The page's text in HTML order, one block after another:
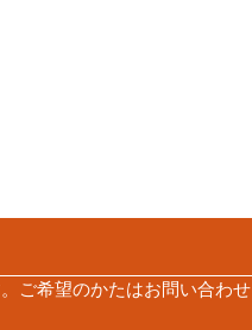
ご希望のかたはお問い合わせ